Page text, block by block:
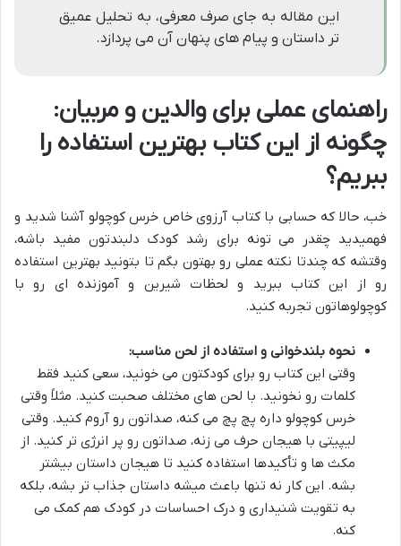
این مقاله به جای صرف معرفی، به تحلیل عمیق
تر داستان و پیام های پنهان آن می پردازد.
راهنمای عملی برای والدین و مربیان:
چگونه از این کتاب بهترین استفاده را
ببریم؟
خب، حالا که حسابی با کتاب آرزوی خاص خرس کوچولو آشنا شدید و
فهمیدید چقدر می تونه برای رشد کودک دلبندتون مفید باشه،
وقتشه که چندتا نکته عملی رو بهتون بگم تا بتونید بهترین استفاده
رو از این کتاب ببرید و لحظات شیرین و آموزنده ای رو با
کوچولوهاتون تجربه کنید.
نحوه بلندخوانی و استفاده از لحن مناسب:
وقتی این کتاب رو برای کودکتون می خونید، سعی کنید فقط
کلمات رو نخونید. با لحن های مختلف صحبت کنید. مثلاً وقتی
خرس کوچولو داره پچ پچ می کنه، صداتون رو آروم کنید. وقتی
لیپیتی با هیجان حرف می زنه، صداتون رو پر انرژی تر کنید. از
مکث ها و تأکیدها استفاده کنید تا هیجان داستان بیشتر
بشه. این کار نه تنها باعث میشه داستان جذاب تر بشه، بلکه
به تقویت شنیداری و درک احساسات در کودک هم کمک می
کنه.